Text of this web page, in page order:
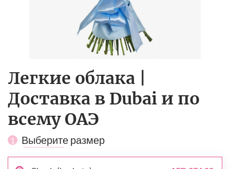
Легкие облака |
Доставка в Dubai и по
всему ОАЭ
1 Выберите размер